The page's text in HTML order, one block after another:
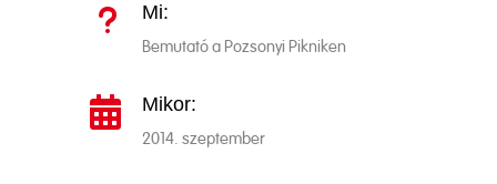
u Mi:
Bemutató a Pozsonyi Pikniken
 Mikor:
2014. szeptember